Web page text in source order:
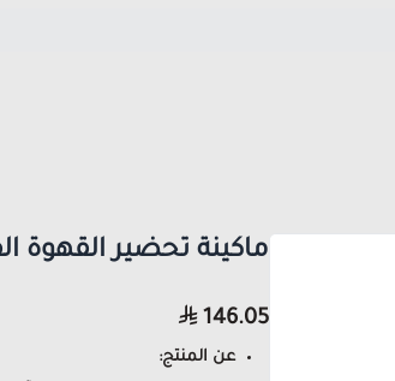
ماكينة تحضير القهوة الفرنسية 350 مل -
146.05
عن المنتج: